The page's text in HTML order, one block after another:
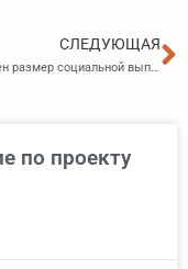
СЛЕДУЮЩАЯ
Установлен размер социальной выплаты на санаторно-курортное лечение в Приморье на 2026 год
по проекту